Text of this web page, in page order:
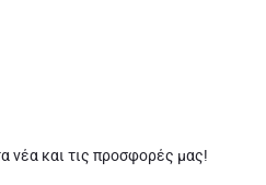
νέα και τις προσφορές μας!